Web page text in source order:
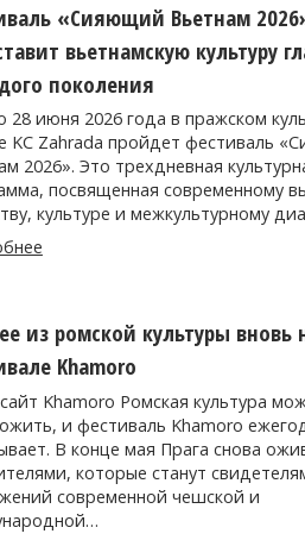
«Сияющий Вьетнам
вьетнамскую культуру
поколения
28 июня 2026 года в пражском
KC Zahrada пройдет фестиваль
2026». Это трехдневная
посвященная современному
культуре и межкультурному
из ромской культуры вновь
Khamoro
Khamoro Ромская культура
и фестиваль Khamoro
В конце мая Прага снова
которые станут
современной чешской и